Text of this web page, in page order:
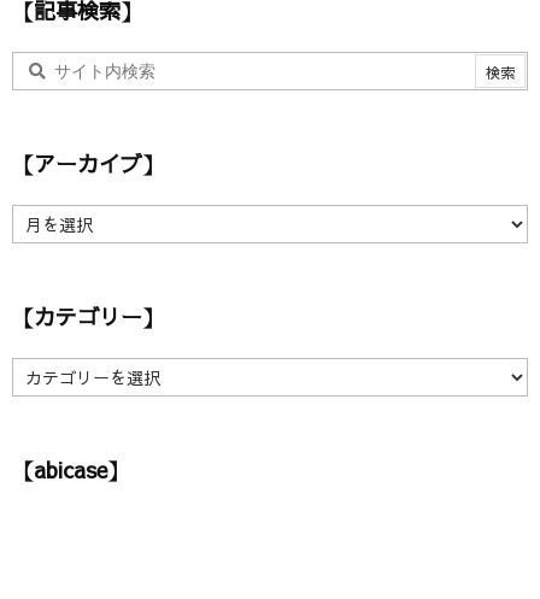
【記事検索】
【アーカイブ】
ア
イ
】
【カテゴリー】
【
カ
リ【abicase】